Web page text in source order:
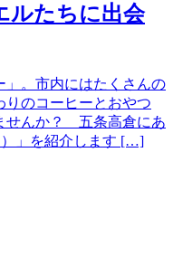
ルたちに出会
」。市内にはたくさんの
りのコーヒーとおやつ
せんか？ 五条高倉にあ
）」を紹介します […]